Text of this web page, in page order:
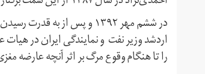
در ششم مهر ۱۳۹۲ و پس از
اردشد وزیر نفت و نمایندگی ایران در
را تا هنگام وقوع مرگ بر اثر آنچه عارضه